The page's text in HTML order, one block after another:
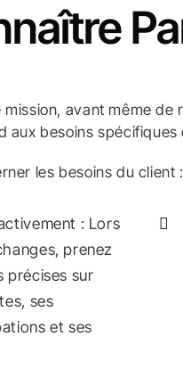
mission, avant même
aux besoins
les besoins du client :
: Lors
prenez
précises sur
ses
et ses